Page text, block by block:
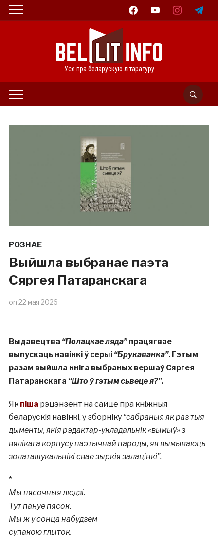
facebookyoutube instagramtelegram
Усё пра беларускую літаратуру
РОЗНАЕ
Выйшла выбранае паэта
Сяргея Патаранскага
on 22 мая 2026
Выдавецтва “Полацкае ляда”працягвае
выпускаць навінкі ў серыі “Брукаванка”. Гэтым
разам выйшла кніга выбраных вершаў Сяргея
Патаранскага “Што ў гэтым сьвеце я?”.
Як піша рэцэнзент на сайце пра кніжныя
беларускія навінкі, у зборніку “сабраныя як раз тыя
дыменты, якія рэдактар-укладальнік «вымыў» з
вялікага корпусу паэтычнай пароды, як вымываюць
золаташукальнікі свае зыркія залацінкі”.
*
Мы пясочныя людзі.
Тут пануе пясок.
Мы ж у сонца набудзем
супакою глыток.